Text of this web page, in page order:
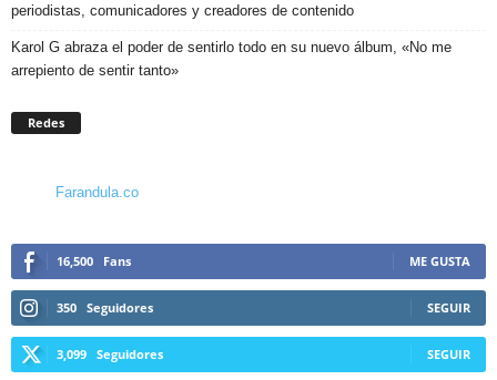
periodistas, comunicadores y creadores de contenido
Karol G abraza el poder de sentirlo todo en su nuevo álbum, «No me
arrepiento de sentir tanto»
Redes
Farandula.co
16,500 Fans ME GUSTA
350 Seguidores SEGUIR
3,099 Seguidores SEGUIR